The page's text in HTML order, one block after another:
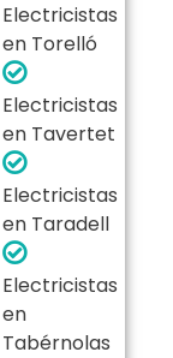
Electricistas
en Torelló
Electricistas
en Tavertet
Electricistas
en Taradell
Electricistas
en
Tabérnolas